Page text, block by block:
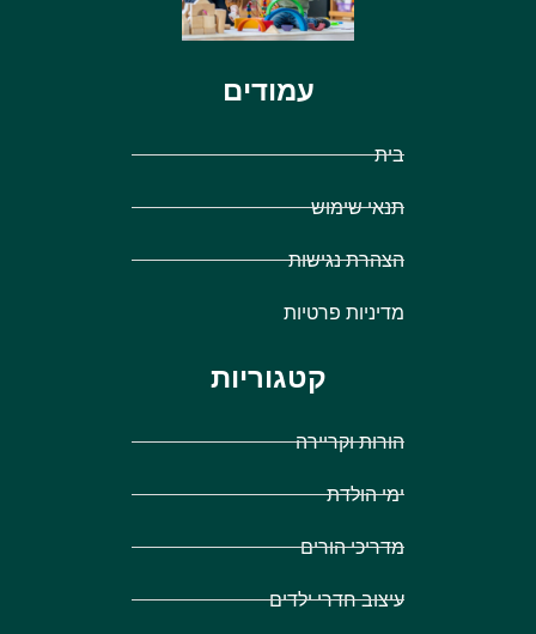
עמודים
בית
תנאי שימוש
הצהרת נגישות
מדיניות פרטיות
קטגוריות
הורות וקריירה
ימי הולדת
מדריכי הורים
עיצוב חדרי ילדים